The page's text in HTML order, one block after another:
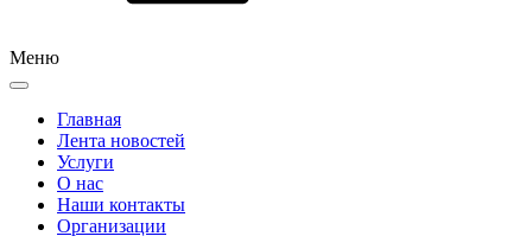
Меню
Главная
Лента новостей
Услуги
О нас
Наши контакты
Организации